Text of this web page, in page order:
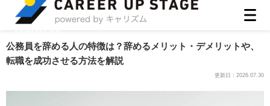
公務員を辞める人の特徴は？辞めるメリット・デメリットや、
転職を成功させる方法を解説
更新日：2026.07.30